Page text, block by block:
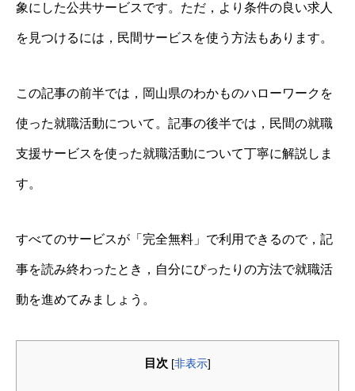
象にした公共サービスです。ただ，より条件の良い求人
を見つけるには，民間サービスを使う方法もあります。
この記事の前半では，岡山県のわかものハローワークを
使った就職活動について。記事の後半では，民間の就職
支援サービスを使った就職活動について丁寧に解説しま
す。
すべてのサービスが「完全無料」で利用できるので，記
事を読み終わったとき，自分にぴったりの方法で就職活
動を進めてみましょう。
目次 [非表示]